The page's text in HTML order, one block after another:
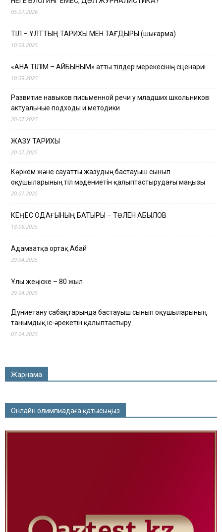
05.07.2026
ТІЛ – ҰЛТТЫҢ ТАРИХЫ МЕН ТАҒДЫРЫ (шығарма)
10.09.2025
«АНА ТІЛІМ – АЙБЫНЫМ» атты тілдер мерекесінің сценариі
10.09.2025
Развитие навыков письменной речи у младших школьников:
актуальные подходы и методики
20.07.2025
ЖАЗУ ТАРИХЫ
20.07.2025
Көркем және сауатты жазудың бастауыш сынып
оқушыларының тіл мәдениетін қалыптастырудағы маңызы
20.07.2025
КЕҢЕС ОДАҒЫНЫҢ БАТЫРЫ – ТӨЛЕН ҚАБЫЛОВ
18.05.2025
Адамзатқа ортақ Абай
29.04.2025
Ұлы жеңіске – 80 жыл
29.04.2025
Дүниетану сабақтарында бастауыш сынып оқушыларының
танымдық іс-әрекетін қалыптастыру
07.04.2025
Жарнама
Онлайн олимпиадаға қатысыңыз